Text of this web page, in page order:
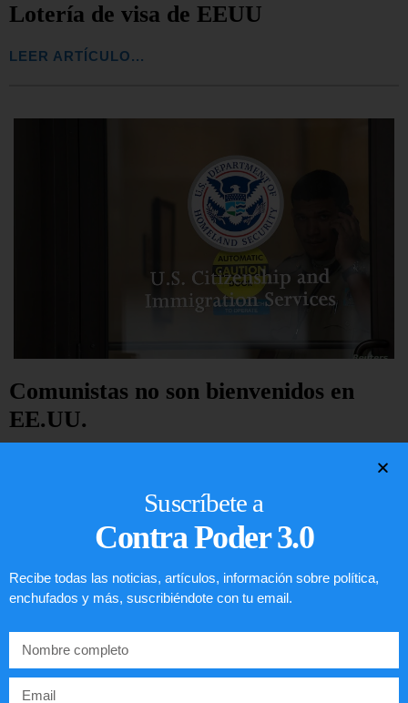
Lotería de visa de EEUU
LEER ARTÍCULO...
Comunistas no son bienvenidos en
EE.UU.
Suscríbete a
Contra Poder 3.0
Recibe todas las noticias, artículos, información sobre política,
enchufados y más, suscribiéndote con tu email.